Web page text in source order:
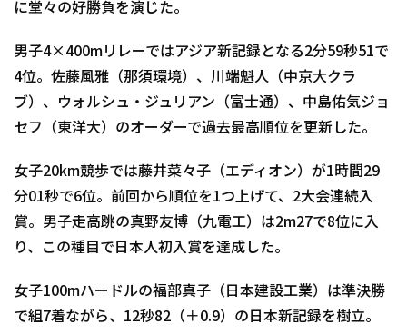
に堂々の好勝負を演じた。
男子4×400mリレーではアジア新記録となる2分59秒51で
4位。佐藤風雅（那須環境）、川端魁人（中京大クラ
ブ）、ウォルシュ・ジュリアン（富士通）、中島佑気ジョ
セフ（東洋大）のオーダーで過去最高順位を更新した。
女子20km競歩では藤井菜々子（エディオン）が1時間29
分01秒で6位。前回から順位を1つ上げて、2大会連続入
賞。男子走高跳の真野友博（九電工）は2m27で8位に入
り、この種目で日本人初入賞を達成した。
女子100mハードルの福部真子（日本建設工業）は準決勝
で組7着ながら、12秒82（＋0.9）の日本新記録を樹立。